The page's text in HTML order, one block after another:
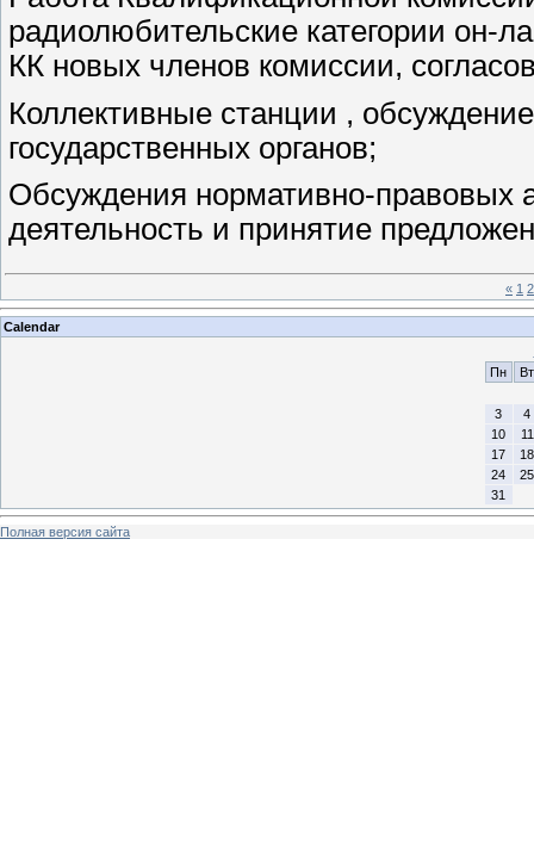
радиолюбительские категории он-
КК новых членов комиссии,
Коллективные станции ,
государственных органов;
Обсуждения нормативно-правовых
деятельность и принятие
« 1 2
Calendar
Пн
Вт
3
4
10
11
17
18
24
25
31
Полная версия сайта